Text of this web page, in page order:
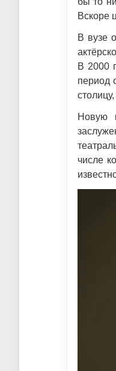
Вскоре
В вузе
В 2000
период
Новую
числе